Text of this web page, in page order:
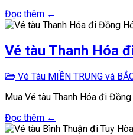
Đọc thêm ←
Vé tàu Thanh Hóa
Vé Tàu MIỀN TRUNG và
Mua Vé tàu Thanh Hóa đi
Đọc thêm ←